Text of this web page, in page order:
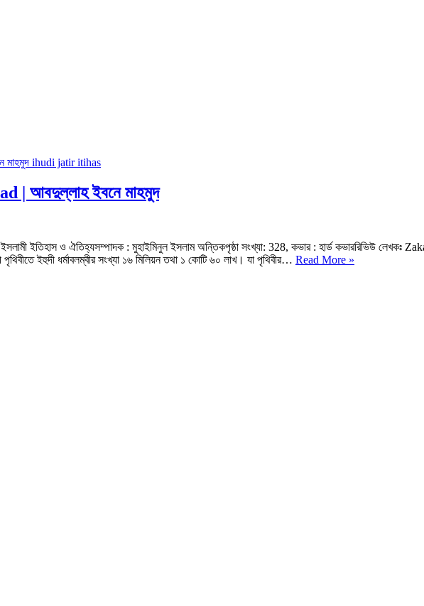
| আবদুল্লাহ ইবনে মাহমুদ
ইসলামী ইতিহাস ও ঐতিহ্যসম্পাদক : মুহাইমিনুল ইসলাম অন্তিকপৃষ্ঠা সংখ্যা: 328, কভার : হার্ড কভাররিভিউ লেখকঃ
ইহুদী ধর্মাবলম্বীর সংখ্যা ১৬ মিলিয়ন তথা ১ কোটি ৬০ লাখ। যা পৃথিবীর… Read More »